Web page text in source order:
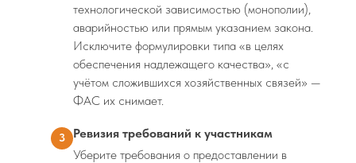
технологической зависимостью (монополии),
аварийностью или прямым указанием закона.
Исключите формулировки типа «в целях
обеспечения надлежащего качества», «с
учётом сложившихся хозяйственных связей» —
ФАС их снимает.
3
Ревизия требований к участникам
Уберите требования о предоставлении в